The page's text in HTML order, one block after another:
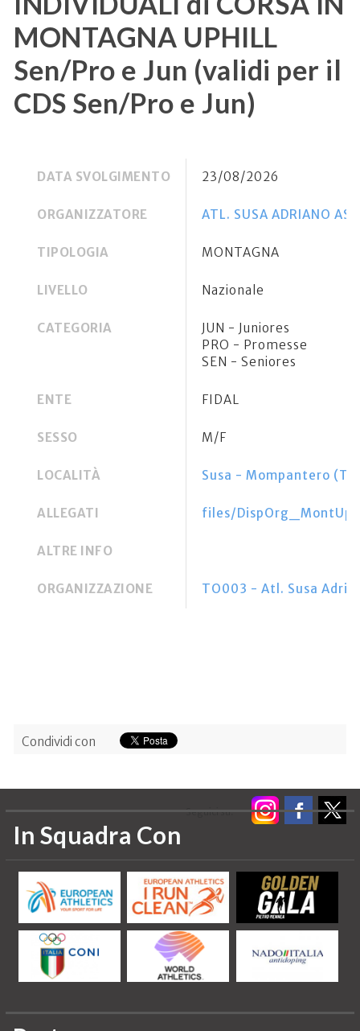
MONTAGNA UPHILL
Sen/Pro e Jun (validi per il
CDS Sen/Pro e Jun)
DATA SVOLGIMENTO 23/08/2026
ORGANIZZATORE ATL. SUSA ADRIANO
TIPOLOGIA MONTAGNA
LIVELLO Nazionale
CATEGORIA
JUN - Juniores
PRO - Promesse
SEN - Seniores
ENTE FIDAL
SESSO M/F
LOCALITÀ Susa - Mompantero
ALLEGATI files/
ALTRE INFO
ORGANIZZAZIONE TO003 - Atl. Susa
Condividi con
Seguici su:
In Squadra Con